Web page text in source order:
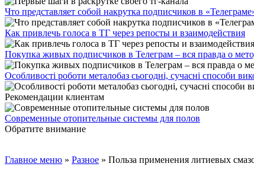
Что представляет собой накрутка подписчиков в
Как привлечь голоса в ТГ через репосты и взаимодействия
Покупка живых подписчиков в Телеграм – вся правда о
Особливості роботи металобаз сьогодні, сучасні способи
Рекомендации клиентам
Современные отопительные системы для полов
Обратите внимание
Главное меню » Разное » Польза применения литиевых